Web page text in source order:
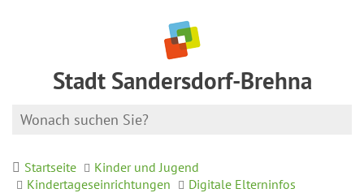
Stadt Sandersdorf-Brehna
Startseite
Kinder und Jugend
Kindertageseinrichtungen
Digitale Elterninfos